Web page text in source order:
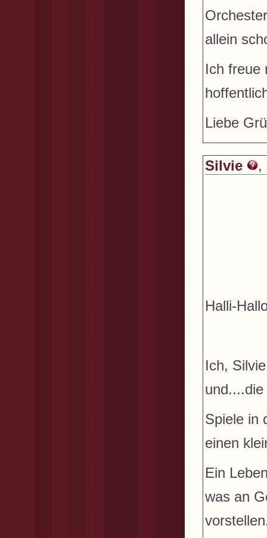
allein
Ich freue
Liebe
Silvie ,
Halli-
Ich,
Spiele in
einen
Ein
was an